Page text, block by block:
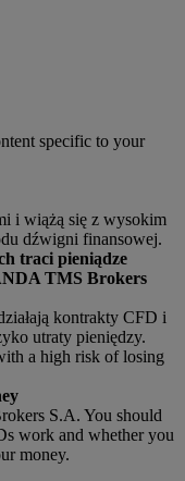
specific to your
i wiążą się z wysokim
dźwigni finansowej.
traci pieniądze
TMS Brokers
kontrakty CFD i
utraty pieniędzy.
a high risk of losing
S.A. You should
work and whether you
money.